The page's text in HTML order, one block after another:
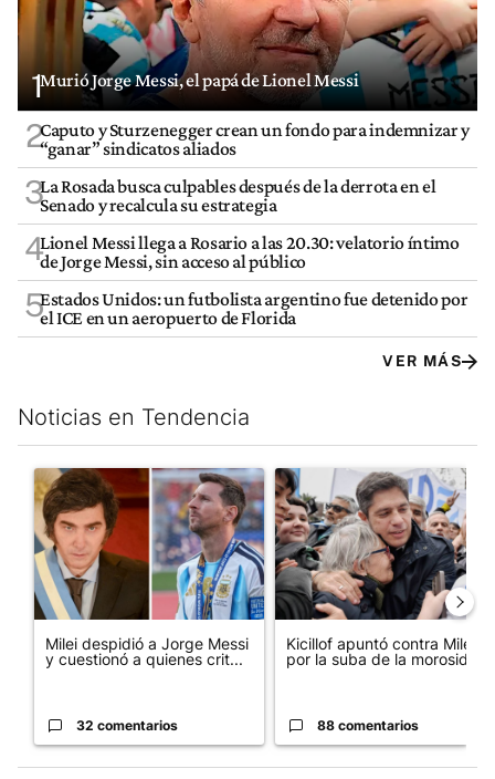
1Murió Jorge Messi, el papá de Lionel Messi
2Caputo y Sturzenegger crean un fondo para indemnizar y
“ganar” sindicatos aliados
3La Rosada busca culpables después de la derrota en el
Senado y recalcula su estrategia
4Lionel Messi llega a Rosario a las 20.30: velatorio íntimo
de Jorge Messi, sin acceso al público
5Estados Unidos: un futbolista argentino fue detenido por
el ICE en un aeropuerto de Florida
VER MÁS
Noticias en Tendencia
Este listado muestra los artículos con más comentarios en los
Un artículo de tendencia con el título "Milei despidió a Jorge
Milei despidió a Jorge Messi
y cuestionó a quienes crit...
32 comentarios
Un artículo de tendencia con
Kicillof apuntó contra Milei
por la suba de la morosida...
88 comentarios